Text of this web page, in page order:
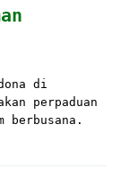
di
perpaduan
berbusana.